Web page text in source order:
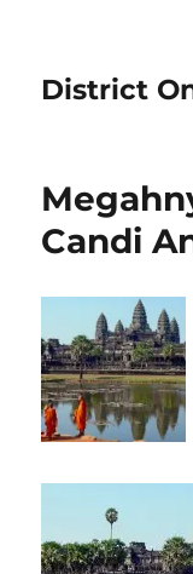
District
Candi